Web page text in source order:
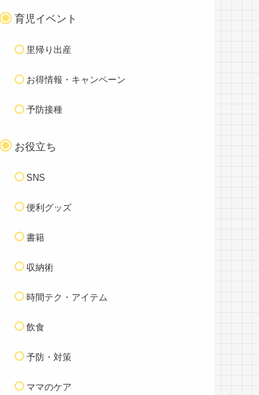
育児イベント
里帰り出産
お得情報・キャンペーン
予防接種
お役立ち
SNS
便利グッズ
書籍
収納術
時間テク・アイテム
飲食
予防・対策
ママのケア